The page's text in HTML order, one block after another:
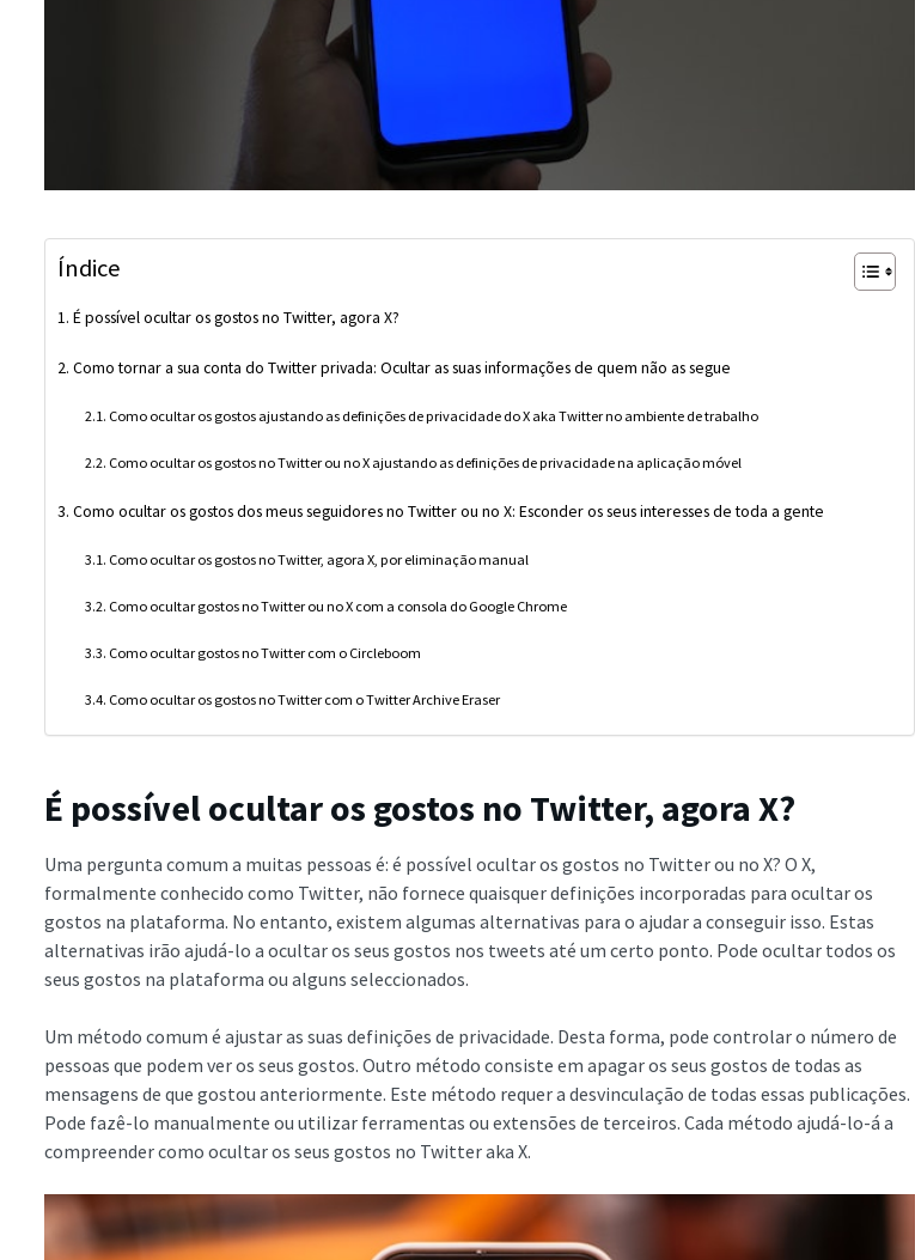
Índice
É possível ocultar os gostos no Twitter, agora X?
Como tornar a sua conta do Twitter privada: Ocultar as suas informações de quem não as segue
Como ocultar os gostos ajustando as definições de privacidade do X aka Twitter no ambiente de trabalho
Como ocultar os gostos no Twitter ou no X ajustando as definições de privacidade na aplicação móvel
Como ocultar os gostos dos meus seguidores no Twitter ou no X: Esconder os seus interesses de toda a gente
Como ocultar os gostos no Twitter, agora X, por eliminação manual
Como ocultar gostos no Twitter ou no X com a consola do Google Chrome
Como ocultar gostos no Twitter com o Circleboom
Como ocultar os gostos no Twitter com o Twitter Archive Eraser
É possível ocultar os gostos no Twitter, agora X?
Uma pergunta comum a muitas pessoas é: é possível ocultar os gostos no Twitter ou no X? O X,
formalmente conhecido como Twitter, não fornece quaisquer definições incorporadas para ocultar os
gostos na plataforma. No entanto, existem algumas alternativas para o ajudar a conseguir isso. Estas
alternativas irão ajudá-lo a ocultar os seus gostos nos tweets até um certo ponto. Pode ocultar todos os
seus gostos na plataforma ou alguns seleccionados.
Um método comum é ajustar as suas definições de privacidade. Desta forma, pode controlar o número de
pessoas que podem ver os seus gostos. Outro método consiste em apagar os seus gostos de todas as
mensagens de que gostou anteriormente. Este método requer a desvinculação de todas essas publicações.
Pode fazê-lo manualmente ou utilizar ferramentas ou extensões de terceiros. Cada método ajudá-lo-á a
compreender como ocultar os seus gostos no Twitter aka X.